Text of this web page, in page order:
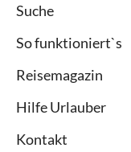
Suche
So funktioniert`s
Reisemagazin
Hilfe Urlauber
Kontakt